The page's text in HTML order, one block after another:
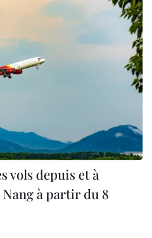
vols depuis et à
à partir du 8